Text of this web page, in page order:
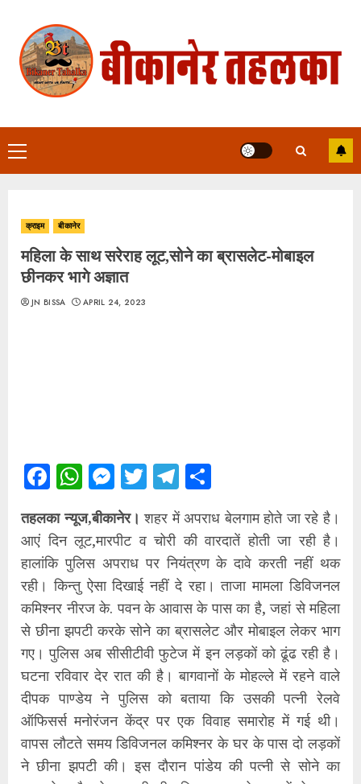
content
Primary
Menu
क्राइम बीकानेर
महिला के साथ सरेराह लूट,सोने का ब्रासलेट-मोबाइल
छीनकर भागे अज्ञात
JN BISSA APRIL 24, 2023
Facebook
WhatsApp
Messenger
TwitterTelegram
तहलका न्यूज,बीकानेर। शहर में अपराध बेलगाम होते जा रहे है।
आएं दिन लूट,मारपीट व चोरी की वारदातें होती जा रही है।
हालांकि पुलिस अपराध पर नियंत्रण के दावे करती नहीं थक
रही। किन्तु ऐसा दिखाई नहीं दे रहा। ताजा मामला डिविजनल
कमिश्नर नीरज के. पवन के आवास के पास का है, जहां से महिला
से छीना झपटी करके सोने का ब्रासलेट और मोबाइल लेकर भाग
गए। पुलिस अब सीसीटीवी फुटेज में इन लड़कों को ढूंढ रही है।
घटना रविवार देर रात की है। बागवानों के मोहल्ले में रहने वाले
दीपक पाण्डेय ने पुलिस को बताया कि उसकी पत्नी रेलवे
ऑफिसर्स मनोरंजन केंद्र पर एक विवाह समारोह में गई थी।
वापस लौटते समय डिविजनल कमिश्नर के घर के पास दो लड़कों
ने छीना झपटी की। इस दौरान पांडेय की पत्नी से सोने का